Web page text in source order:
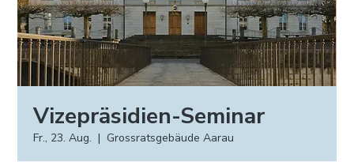
Vizepräsidien-Seminar
Fr., 23. Aug.
  |
Grossratsgebäude Aarau